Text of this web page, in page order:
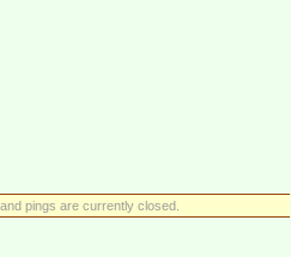
pings are currently closed.